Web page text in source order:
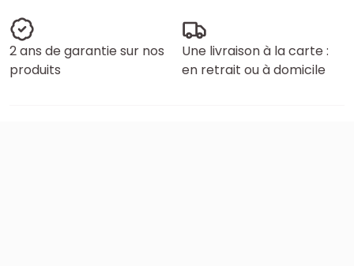
2 ans de garantie sur nos
produits
Une livraison à la carte :
en retrait ou à domicile